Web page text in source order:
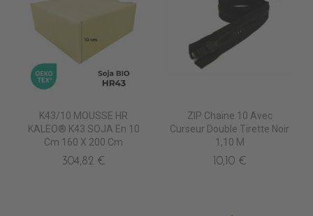
K43/10 MOUSSE HR
KALEO® K43 SOJA En 10
Cm 160 X 200 Cm
304,82 €
ZIP Chaine 10 Avec
Curseur Double Tirette Noir
1,10 M
10,10 €